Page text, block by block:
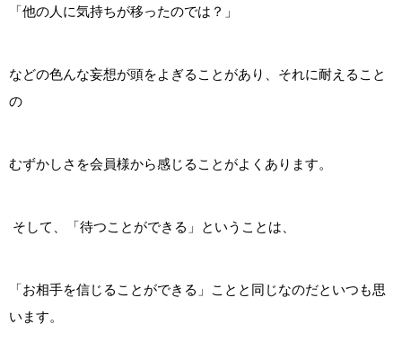
「他の人に気持ちが移ったのでは？」
などの色んな妄想が頭をよぎることがあり、それに耐えること
の
むずかしさを会員様から感じることがよくあります。
そして、「待つことができる」ということは、
「お相手を信じることができる」ことと同じなのだといつも思
います。